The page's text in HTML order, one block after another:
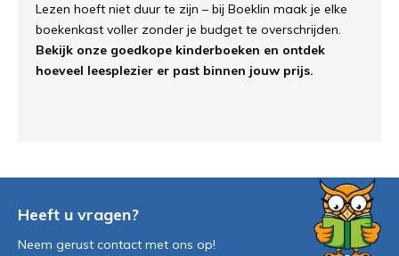
Lezen hoeft niet duur te zijn – bij Boeklin maak je elke
boekenkast voller zonder je budget te overschrijden.
Bekijk onze goedkope kinderboeken en ontdek
hoeveel leesplezier er past binnen jouw prijs.
Heeft u vragen?
Neem gerust contact met ons op!